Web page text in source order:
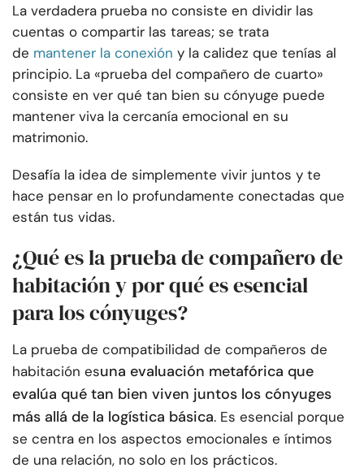
La verdadera prueba no consiste en dividir las
cuentas o compartir las tareas; se trata
de mantener la conexión y la calidez que tenías al
principio. La «prueba del compañero de cuarto»
consiste en ver qué tan bien su cónyuge puede
mantener viva la cercanía emocional en su
matrimonio.
Desafía la idea de simplemente vivir juntos y te
hace pensar en lo profundamente conectadas que
están tus vidas.
¿Qué es la prueba de compañero de
habitación y por qué es esencial
para los cónyuges?
La prueba de compatibilidad de compañeros de
habitación esuna evaluación metafórica que
evalúa qué tan bien viven juntos los cónyuges
más allá de la logística básica. Es esencial porque
se centra en los aspectos emocionales e íntimos
de una relación, no solo en los prácticos.